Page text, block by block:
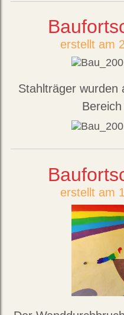
erstellt am
Stahlträger wurden
erstellt am